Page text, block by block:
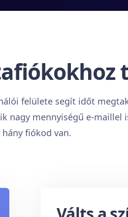
felülete segít időt
nagy mennyiségű e-
hány fiókod van.